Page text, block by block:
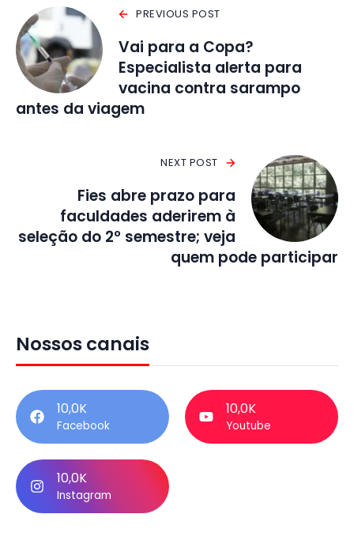
PREVIOUS POST
Vai para a Copa?
Especialista alerta para
vacina contra sarampo
antes da viagem
NEXT POST
Fies abre prazo para
faculdades aderirem à
seleção do 2º semestre; veja
quem pode participar
Nossos canais
10,0K
Facebook
10,0K
Youtube
10,0K
Instagram